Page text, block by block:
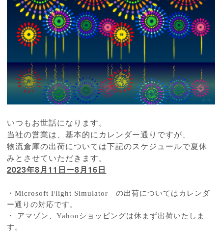
いつもお世話になります。
当社の営業は、基本的にカレンダー通りですが、
物流倉庫の出荷については下記のスケジュールで夏休
みとさせていただきます。
2023年8月11日ー8月16日
・Microsoft Flight Simulator の出荷についてはカレンダ
ー通りの対応です。
・ アマゾン、Yahooショッピングは休まず出荷いたしま
す。